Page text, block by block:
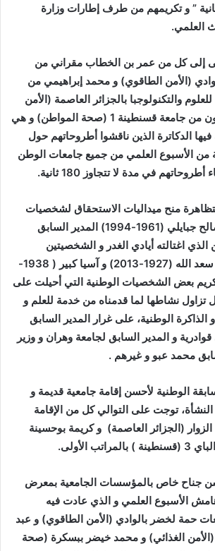
في 180 ثانية ” و تكريمهم من طرف إطارات وزارة
العلمي.
إلى كل من عمر بن الخطاب مقراني من
(الأمن الطاقوي) و محمد إبراهيمي من
والتكنولوجبا بالجزائر العاصمة (الأمن
الغذائي) و حسنة زيدون من جامعة قسنطينة 1 (صحة المواطن) و هي
الدكاترة الذين ناقشوا أطروحاتهم حول
من الأسبوع العلمي من جميع جامعات الوطن
في مدة لا تتجاوز 180 ثانية.
منح ميداليات الاستحقاق لشخصيات
وافتهم المنية و هم صالح جبايلي (1961-1994) المدير السابق
اغتالته أيادي الغدر و الشخصيتين
العلميتين أبو القاسم سعد الله (1927-2013) و آسيا كبير ( 1938-
تكريم بعض الشخصيات الوطنية التي أحيلت على
تزاول نشاطها لما قدمناه من خدمة للعلم و
الوطنية، على غرار المدير السابق
و المدير السابق لجامعة وهران و وزير
محمد عبو و غيرهم .
الوطنية لأحسن إقامة جامعية قديمة و
توجت على التوالي كل من الإقامة
الزوار (الجزائر العاصمة) و كريمة بوحسينة
الأولى.
جناح خاص بالمؤسسات الجامعية بمعرض
هامش الأسبوع العلمي و الذي عادت فيه
حمة لخضر بالوادي (الأمن الطاقوي) و عبد
(الأمن الغذائي) و محمد خيضر ببسكرة (صحة